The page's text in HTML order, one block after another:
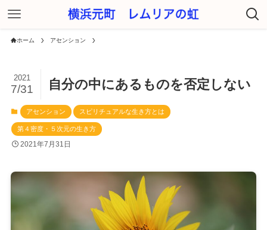
ホーム アセンション
自分の中にあるものを否定しない
2021
7/31
アセンション スピリチュアルな生き方とは
第４密度・５次元の生き方
2021年7月31日